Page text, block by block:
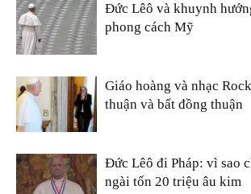
Đức Lêô và khuynh
phong cách Mỹ
Giáo hoàng và nhạc
thuận và bất đồng thuận
Đức Lêô đi Pháp: vì sao
ngài tốn 20 triệu âu kim